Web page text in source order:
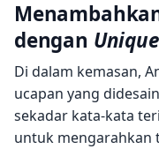
dengan
Di dalam kemasan,
ucapan yang
sekadar kata-kata
untuk mengarahkan